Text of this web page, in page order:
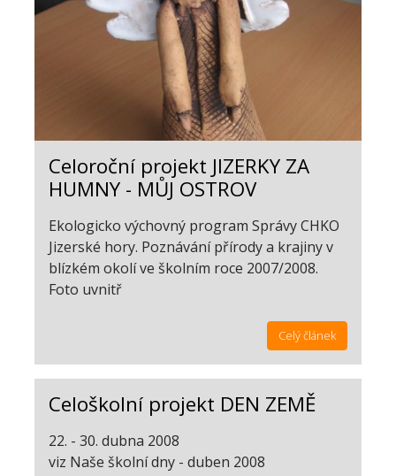
Celoroční projekt JIZERKY ZA
HUMNY - MŮJ OSTROV
Ekologicko výchovný program Správy CHKO
Jizerské hory. Poznávání přírody a krajiny v
blízkém okolí ve školním roce 2007/2008.
Foto uvnitř
Celý článek
Celoškolní projekt DEN ZEMĚ
22. - 30. dubna 2008
viz Naše školní dny - duben 2008